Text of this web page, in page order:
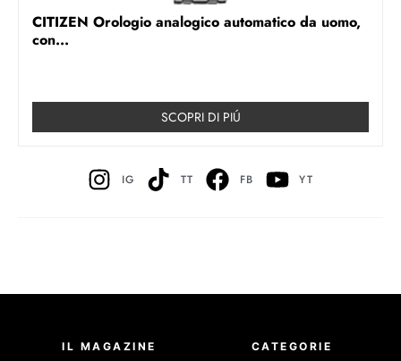
CITIZEN Orologio analogico automatico da uomo,
con...
SCOPRI DI PIÚ
IG TT FB YT
IL MAGAZINE CATEGORIE